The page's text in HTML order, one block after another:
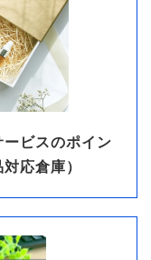
ビスのポイン
応倉庫）